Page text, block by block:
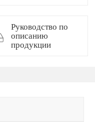
Руководство по
описанию
продукции